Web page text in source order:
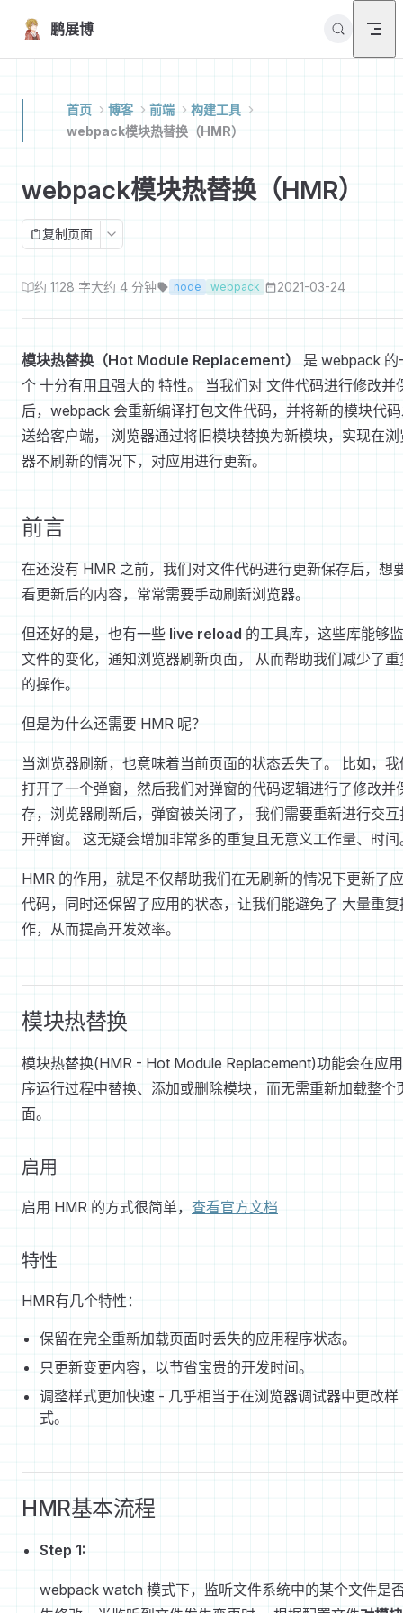
Skip to content
鹏展博
首页 博客 前端
构建工具
webpack模块热替换（HMR）
webpack模块热替换（HMR）
复制页面
约 1128 字大约 4 分钟 node webpack 2021-03-24
模块热替换（Hot Module Replacement）
是 webpack 的
个 十分有用且强大的 特性。 当我们对 文件代码进行修改并
后，webpack 会重新编译打包文件代码，并将新的模块代
送给客户端， 浏览器通过将旧模块替换为新模块，实现在浏
器不刷新的情况下，对应用进行更新。
前言
在还没有 HMR 之前，我们对文件代码进行更新保存后，想
看更新后的内容，常常需要手动刷新浏览器。
但还好的是，也有一些 live reload 的工具库，这些库能够
文件的变化，通知浏览器刷新页面， 从而帮助我们减少了重
的操作。
但是为什么还需要 HMR 呢？
当浏览器刷新，也意味着当前页面的状态丢失了。 比如，我
打开了一个弹窗，然后我们对弹窗的代码逻辑进行了修改并
存，浏览器刷新后，弹窗被关闭了， 我们需要重新进行交互
开弹窗。 这无疑会增加非常多的重复且无意义工作量、时间
HMR 的作用，就是不仅帮助我们在无刷新的情况下更新了
代码，同时还保留了应用的状态，让我们能避免了 大量重复
作，从而提高开发效率。
模块热替换
模块热替换(HMR - Hot Module Replacement)功能会在应
序运行过程中替换、添加或删除模块，而无需重新加载整个
面。
启用
启用 HMR 的方式很简单， 查看官方文档
特性
HMR有几个特性：
保留在完全重新加载页面时丢失的应用程序状态。
只更新变更内容，以节省宝贵的开发时间。
调整样式更加快速 - 几乎相当于在浏览器调试器中更改样
式。
HMR基本流程
Step 1:
webpack watch 模式下，监听文件系统中的某个文件是